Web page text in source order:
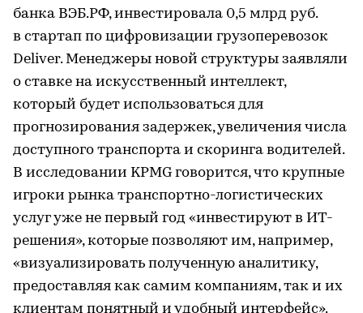
банка ВЭБ.РФ, инвестировала 0,5 млрд руб.
в стартап по цифровизации грузоперевозок
Deliver. Менеджеры новой структуры заявляли
о ставке на искусственный интеллект,
который будет использоваться для
прогнозирования задержек, увеличения числа
доступного транспорта и скоринга водителей.
В исследовании KPMG говорится, что крупные
игроки рынка транспортно-логистических
услуг уже не первый год «инвестируют в ИТ-
решения», которые позволяют им, например,
«визуализировать полученную аналитику,
предоставляя как самим компаниям, так и их
клиентам понятный и удобный интерфейс».